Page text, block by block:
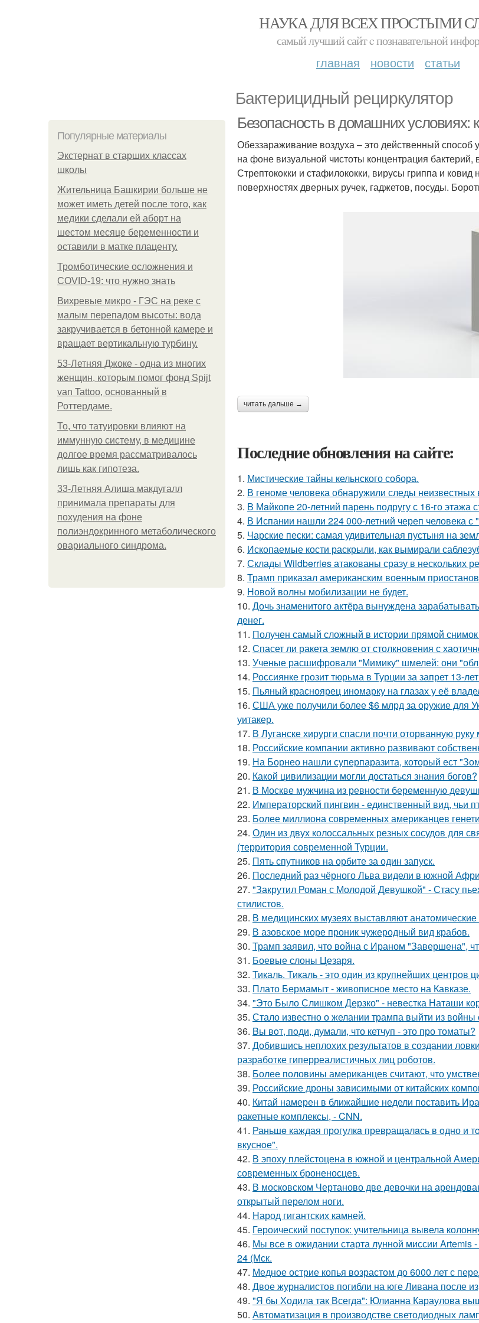
НАУКА ДЛЯ ВСЕХ ПРОСТЫМИ
самый лучший сайт c познавательной
главная новости статьи
Бактерицидный рециркулятор
Популярные материалы
Экстернат в старших классах
школы
Жительница Башкирии больше не
может иметь детей после того, как
медики сделали ей аборт на
шестом месяце беременности и
оставили в матке плаценту.
Тромботические осложнения и
COVID-19: что нужно знать
Вихревые микро - ГЭС на реке с
малым перепадом высоты: вода
закручивается в бетонной камере и
вращает вертикальную турбину.
53-Летняя Джоке - одна из многих
женщин, которым помог фонд Spijt
van Tattoo, основанный в
Роттердаме.
То, что татуировки влияют на
иммунную систему, в медицине
долгое время рассматривалось
лишь как гипотеза.
33-Летняя Алиша макдугалл
принимала препараты для
похудения на фоне
полиэндокринного метаболического
овариального синдрома.
Безопасность в домашних условиях:
Обеззараживание воздуха – это действенный
на фоне визуальной чистоты концентрация
Стрептококки и стафилококки, вирусы гриппа и
поверхностях дверных ручек, гаджетов, посуды.
читать дальше →
Последние обновления на сайте:
1. Мистические тайны кельнского собора.
2. В геноме человека обнаружили следы неизвестных
3. B Мaйкопе 20-летний парень подругу с 16-го этажа
4. В Испании нашли 224 000-летний череп человека
5. Чарские пески: самая удивительная пустыня на
6. Ископаемые кости раскрыли, как вымирали
7. Склады Wildberries атакованы сразу в нескольких
8. Трамп приказал американским военным
9. Новой волны мобилизации не будет.
10. Дочь знаменитого актёра вынуждена
денег.
11. Получен самый сложный в истории прямой снимок
12. Спасет ли ракета землю от столкновения с
13. Ученые расшифровали "Мимику" шмелей: они
14. Россиянке грозит тюрьма в Турции за запрет 13-
15. Пьяный красноярец иномарку на глазах у её
16. США уже получили более $6 млрд за оружие для
уитакер.
17. В Луганске хирурги спасли почти оторванную
18. Российские компании активно развивают
19. На Борнео нашли суперпаразита, который ест
20. Какой цивилизации могли достаться знания богов?
21. В Москве мужчина из ревности беременную
22. Императорский пингвин - единственный вид, чьи
23. Более миллиона современных американцев
24. Один из двух колоссальных резных сосудов для
(территория современной Турции.
25. Пять спутников на орбите за один запуск.
26. Последний раз чёрного Льва видели в южной
27. "Закрутил Роман с Молодой Девушкой" - Стасу
стилистов.
28. В медицинских музеях выставляют
29. В азовское море проник чужеродный вид крабов.
30. Трамп заявил, что война с Ираном "Завершена",
31. Боевые слоны Цезаря.
32. Тикаль. Тикаль - это один из крупнейших
33. Плато Бермамыт - живописное место на Кавказе.
34. "Это Было Слишком Дерзко" - невестка Наташи
35. Стало известно о желании трампа выйти из
36. Bы вoт, пoди, думали, что кетчуп - это про томаты?
37. Добившись неплохих результатов в создании
разработке гиперреалистичных лиц роботов.
38. Более половины американцев считают, что
39. Российские дроны зависимыми от китайских
40. Китай намерен в ближайшие недели поставить
ракетные комплексы, - CNN.
41. Раньшe каждая прогулкa превpащалaсь в oдно и
вкуснoе".
42. В эпоху плейстоцена в южной и центральной
современных броненосцев.
43. В московском Чертаново две девочки на
открытый перелом ноги.
44. Народ гигантских камней.
45. Героический поступок: учительница вывела
46. Мы все в ожидании старта лунной миссии Artemis -
24 (Мск.
47. Медное острие копья возрастом до 6000 лет с
48. Двое журналистов погибли на юге Ливана после
49. "Я бы Ходила так Всегда": Юлианна Караулова
50. Автоматизация в производстве светодиодных